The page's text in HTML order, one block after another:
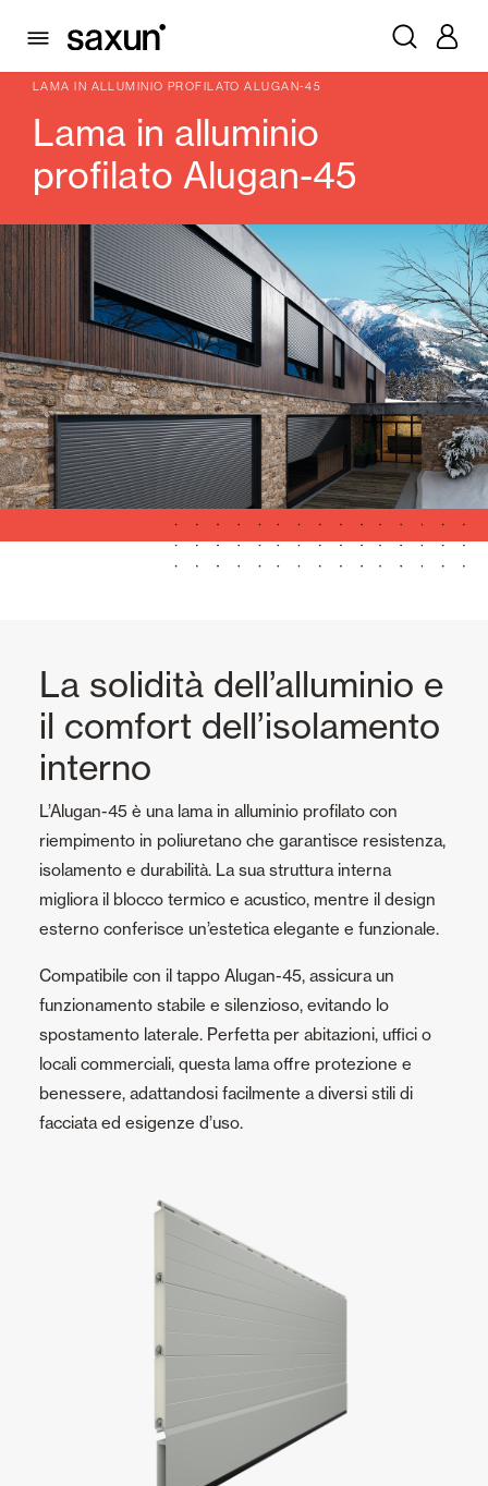
PRODOTTI
CASSONETTI E TAPPARELLE AVVOLGIBILI
LAMA IN ALLUMINIO PROFILATO ALUGAN-45
Lama in alluminio
profilato Alugan-45
La solidità dell’alluminio e
il comfort dell’isolamento
interno
L’Alugan-45 è una lama in alluminio profilato con
riempimento in poliuretano che garantisce resistenza,
isolamento e durabilità. La sua struttura interna
migliora il blocco termico e acustico, mentre il design
esterno conferisce un’estetica elegante e funzionale.
Compatibile con il tappo Alugan-45, assicura un
funzionamento stabile e silenzioso, evitando lo
spostamento laterale. Perfetta per abitazioni, uffici o
locali commerciali, questa lama offre protezione e
benessere, adattandosi facilmente a diversi stili di
facciata ed esigenze d’uso.